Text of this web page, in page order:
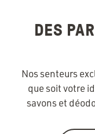
DES
Nos senteurs
que soit votre
savons et